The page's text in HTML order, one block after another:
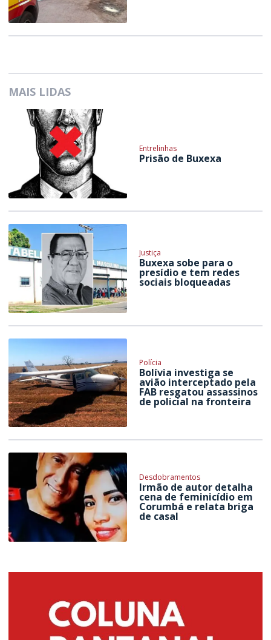
MAIS LIDAS
Entrelinhas
Prisão de Buxexa
Justiça
Buxexa sobe para o
presídio e tem redes
sociais bloqueadas
Polícia
Bolívia investiga se
avião interceptado pela
FAB resgatou assassinos
de policial na fronteira
Desdobramentos
Irmão de autor detalha
cena de feminicídio em
Corumbá e relata briga
de casal